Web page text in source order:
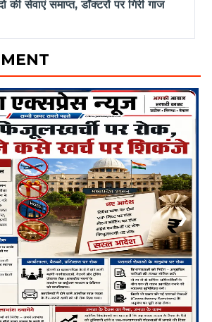
की सेवाएं समाप्त, डॉक्टरों पर गिरी गाज
❯